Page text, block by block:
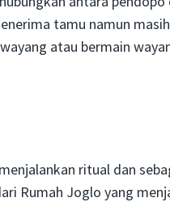
tamu namun
atau bermain
ritual dan
Rumah Joglo yang